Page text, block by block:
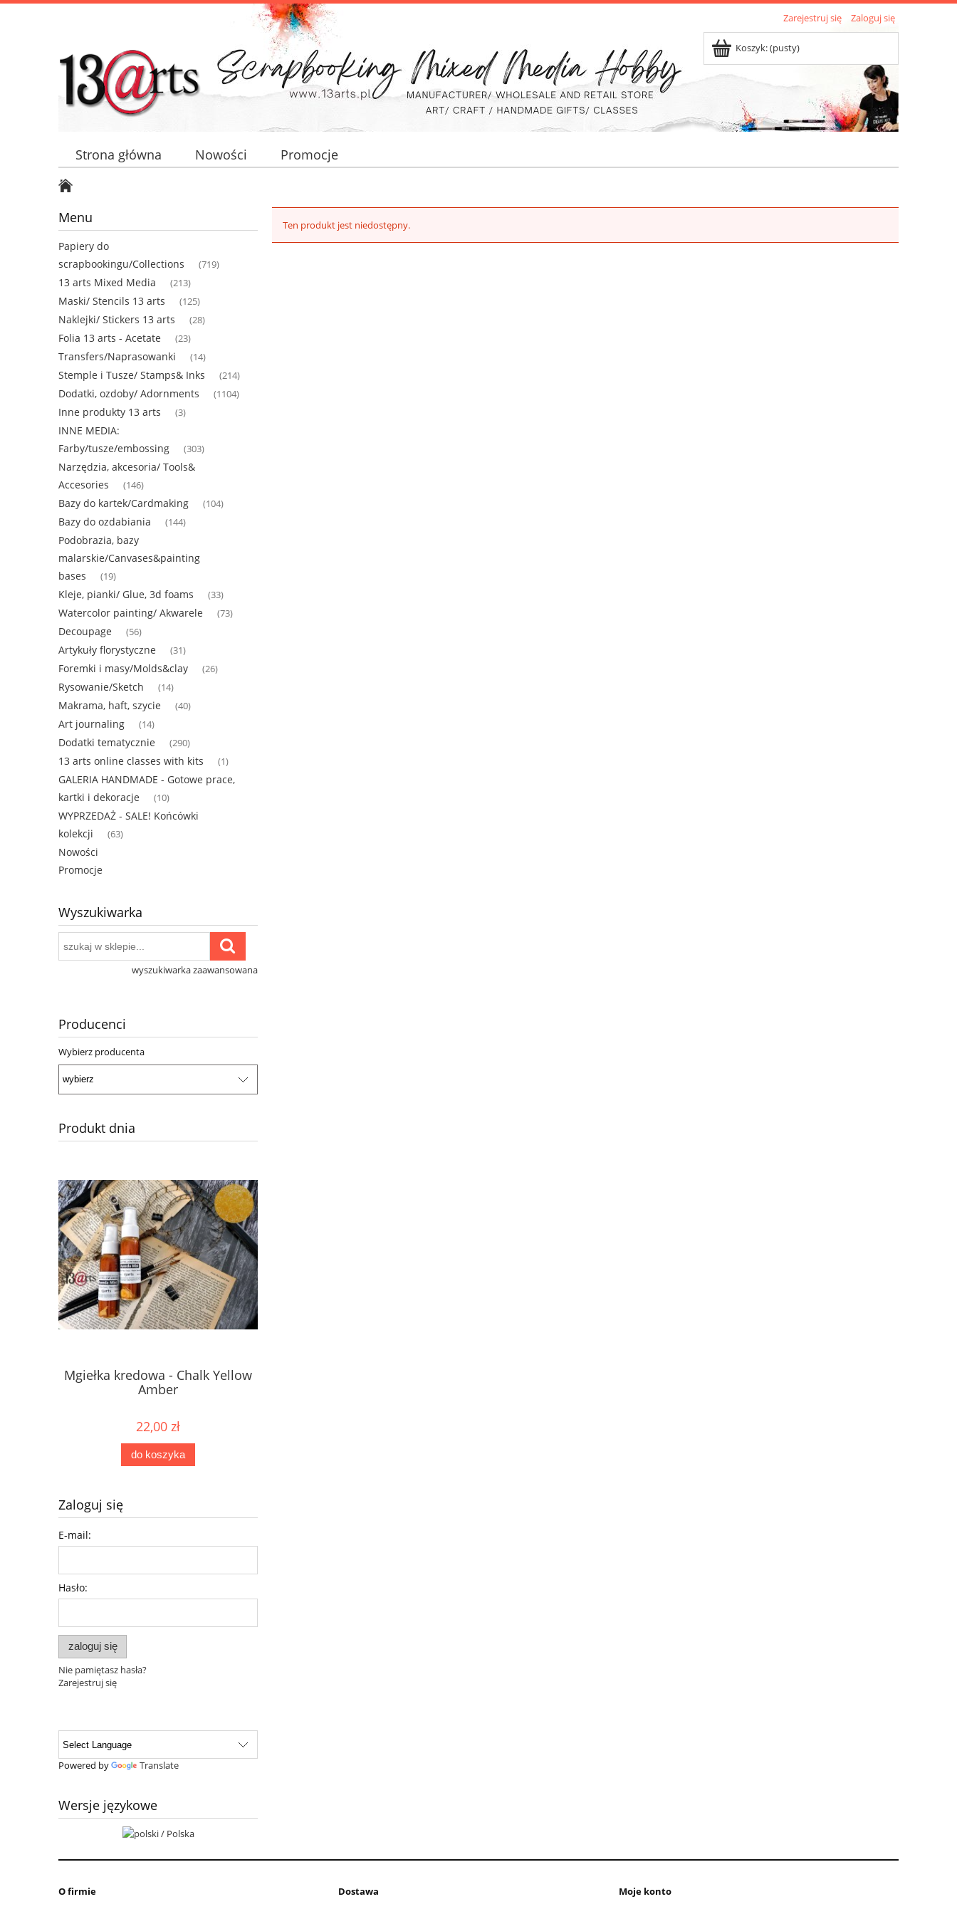
Zarejestruj się Zaloguj się
Koszyk:(pusty)
Strona główna Nowości Promocje
Menu
Papiery do
scrapbookingu/Collections
(719)
13 arts Mixed Media (213)
Maski/ Stencils 13 arts (125)
Naklejki/ Stickers 13 arts (28)
Folia 13 arts - Acetate (23)
Transfers/Naprasowanki (14)
Stemple i Tusze/ Stamps& Inks (214)
Dodatki, ozdoby/ Adornments (1104)
Inne produkty 13 arts (3)
INNE MEDIA:
Farby/tusze/embossing
(303)
Narzędzia, akcesoria/ Tools&
Accesories
(146)
Bazy do kartek/Cardmaking (104)
Bazy do ozdabiania (144)
Podobrazia, bazy
malarskie/Canvases&painting
bases
(19)
Kleje, pianki/ Glue, 3d foams (33)
Watercolor painting/ Akwarele (73)
Decoupage (56)
Artykuły florystyczne (31)
Foremki i masy/Molds&clay (26)
Rysowanie/Sketch (14)
Makrama, haft, szycie (40)
Art journaling (14)
Dodatki tematycznie (290)
13 arts online classes with kits (1)
GALERIA HANDMADE - Gotowe prace,
kartki i dekoracje
(10)
WYPRZEDAŻ - SALE! Końcówki
kolekcji
(63)
Nowości
Promocje
Wyszukiwarka
wyszukiwarka zaawansowana
Producenci
Wybierz producenta
Produkt dnia
Mgiełka kredowa - Chalk Yellow
Amber
22,00 zł
do koszyka
Zaloguj się
E-mail:
Hasło:
zaloguj się
Nie pamiętasz hasła?
Zarejestruj się
Powered by Translate
Wersje językowe
Ten produkt jest niedostępny.
O firmie Dostawa Moje konto